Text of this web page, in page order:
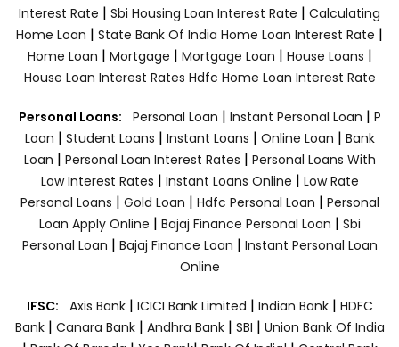
Interest Rate | Sbi Housing Loan Interest Rate | Calculating
Home Loan | State Bank Of India Home Loan Interest Rate |
Home Loan | Mortgage | Mortgage Loan | House Loans |
House Loan Interest Rates Hdfc Home Loan Interest Rate
Personal Loans: Personal Loan | Instant Personal Loan | P
Loan | Student Loans | Instant Loans | Online Loan | Bank
Loan | Personal Loan Interest Rates | Personal Loans With
Low Interest Rates | Instant Loans Online | Low Rate
Personal Loans | Gold Loan | Hdfc Personal Loan | Personal
Loan Apply Online | Bajaj Finance Personal Loan | Sbi
Personal Loan | Bajaj Finance Loan | Instant Personal Loan
Online
IFSC: Axis Bank | ICICI Bank Limited | Indian Bank | HDFC
Bank| Canara Bank | Andhra Bank| SBI | Union Bank Of India